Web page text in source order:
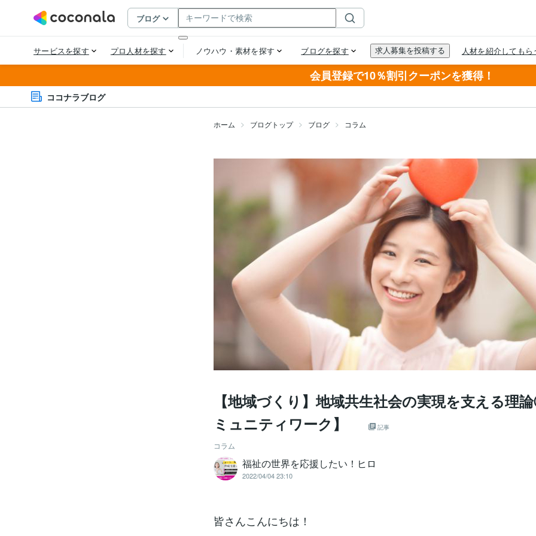
会員登録で10％割引クーポンを獲得！
ココナラブログ
ホーム ブログトップ ブログ コラム
【地域づくり】地域共生社会の実現を支える理
ミュニティワーク】
記事
コラム
福祉の世界を応援したい！ヒロ
2022/04/04 23:10
皆さんこんにちは！